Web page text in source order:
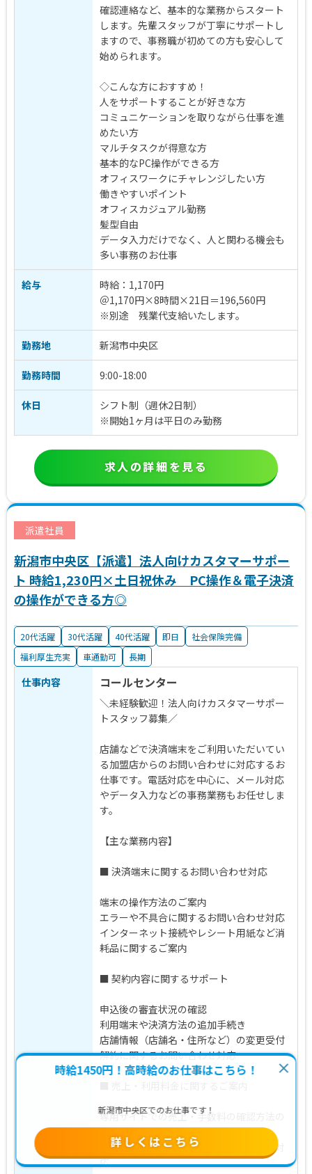
確認連絡など、基本的な業務からスタート
します。先輩スタッフが丁寧にサポートし
ますので、事務職が初めての方も安心して
始められます。
◇こんな方におすすめ！
人をサポートすることが好きな方
コミュニケーションを取りながら仕事を進
めたい方
マルチタスクが得意な方
基本的なPC操作ができる方
オフィスワークにチャレンジしたい方
働きやすいポイント
オフィスカジュアル勤務
髪型自由
データ入力だけでなく、人と関わる機会も
多い事務のお仕事
給与
時給：1,170円
＠1,170円×8時間×21日＝196,560円
※別途 残業代支給いたします。
勤務地 新潟市中央区
勤務時間 9:00-18:00
休日
シフト制（週休2日制）
※開始1ヶ月は平日のみ勤務
求人の詳細を見る
派遣社員
新潟市中央区【派遣】法人向けカスタマーサポー
ト 時給1,230円×土日祝休み PC操作＆電子決済
の操作ができる方◎
20代活躍 30代活躍 40代活躍 即日
社会保険完備
福利厚生充実
車通勤可 長期
仕事内容 コールセンター
＼未経験歓迎！法人向けカスタマーサポー
トスタッフ募集／
店舗などで決済端末をご利用いただいてい
る加盟店からのお問い合わせに対応するお
仕事です。電話対応を中心に、メール対応
やデータ入力などの事務業務もお任せしま
す。
【主な業務内容】
■ 決済端末に関するお問い合わせ対応
端末の操作方法のご案内
エラーや不具合に関するお問い合わせ対応
インターネット接続やレシート用紙など消
耗品に関するご案内
■ 契約内容に関するサポート
申込後の審査状況の確認
利用端末や決済方法の追加手続き
店舗情報（店舗名・住所など）の変更受付
解約に関するお問い合わせ対応
専用サイトでの売上・手数料の確認方法の
ご案内
サービス利用料金に関するお問い合わせ対
応
時給1450円！高時給のお仕事はこちら！
新潟市中央区でのお仕事です！
詳しくはこちら